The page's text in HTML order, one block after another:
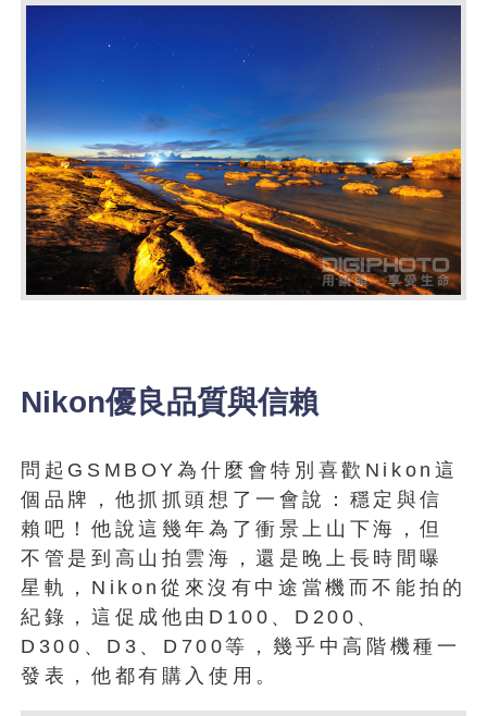
Nikon優良品質與信賴
問起GSMBOY為什麼會特別喜歡Nikon這
個品牌，他抓抓頭想了一會說：穩定與信
賴吧！他說這幾年為了衝景上山下海，但
不管是到高山拍雲海，還是晚上長時間曝
星軌，Nikon從來沒有中途當機而不能拍的
紀錄，這促成他由D100、D200、
D300、D3、D700等，幾乎中高階機種一
發表，他都有購入使用。